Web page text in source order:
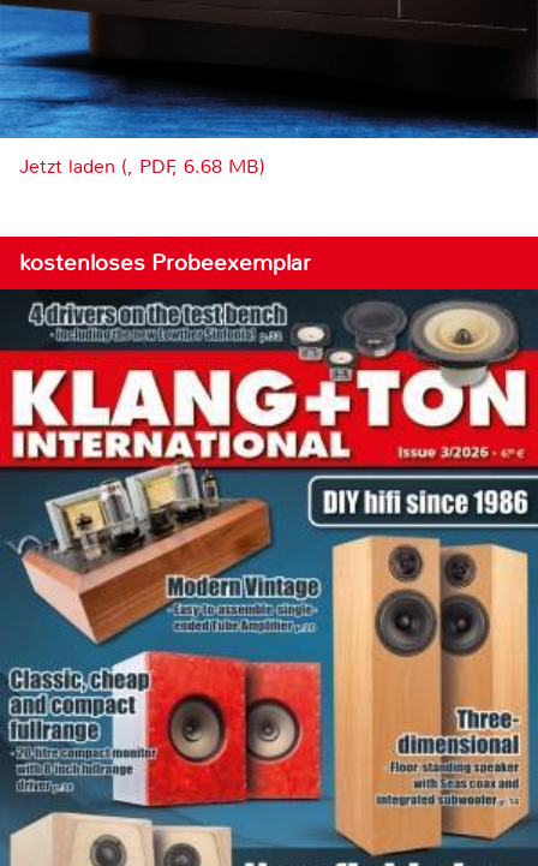
Jetzt laden (, PDF, 6.68 MB)
kostenloses Probeexemplar